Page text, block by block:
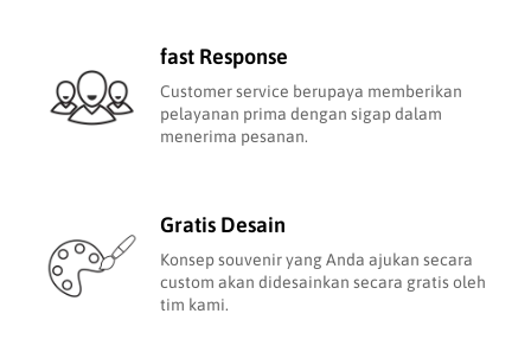
fast Response
Customer service berupaya memberikan
pelayanan prima dengan sigap dalam
menerima pesanan.
Gratis Desain
Konsep souvenir yang Anda ajukan secara
custom akan didesainkan secara gratis oleh
tim kami.